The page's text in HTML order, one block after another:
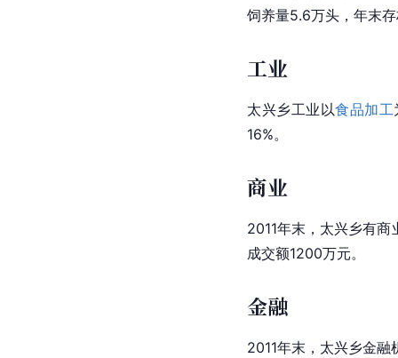
饲养量5.6万头，年末
工业
太兴乡工业以食品加工
16%。
商业
2011年末，太兴乡有
成交额1200万元。
金融
2011年末，太兴乡金融